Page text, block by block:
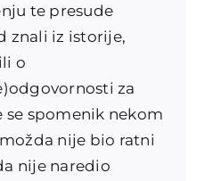
te presude
znali iz istorije,
o
i za
se spomenik nekom
nije bio ratni
nije naredio